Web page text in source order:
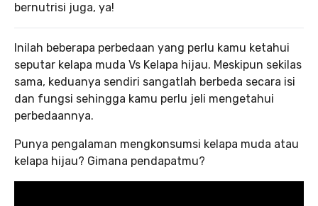
bernutrisi juga, ya!
Inilah beberapa perbedaan yang perlu kamu ketahui
seputar kelapa muda Vs Kelapa hijau. Meskipun sekilas
sama, keduanya sendiri sangatlah berbeda secara isi
dan fungsi sehingga kamu perlu jeli mengetahui
perbedaannya.
Punya pengalaman mengkonsumsi kelapa muda atau
kelapa hijau? Gimana pendapatmu?